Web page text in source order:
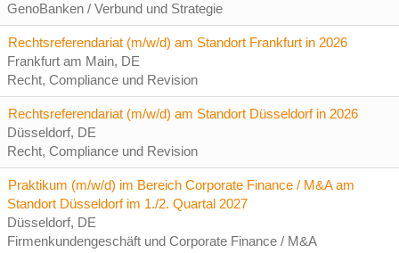
GenoBanken / Verbund und Strategie
Rechtsreferendariat (m/w/d) am Standort Frankfurt in 2026
Frankfurt am Main, DE
Recht, Compliance und Revision
Rechtsreferendariat (m/w/d) am Standort Düsseldorf in 2026
Düsseldorf, DE
Recht, Compliance und Revision
Praktikum (m/w/d) im Bereich Corporate Finance / M&A am
Standort Düsseldorf im 1./2. Quartal 2027
Düsseldorf, DE
Firmenkundengeschäft und Corporate Finance / M&A